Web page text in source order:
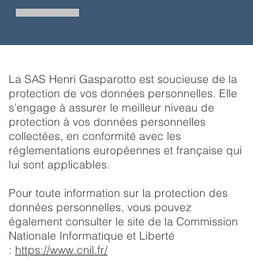
La SAS Henri Gasparotto est soucieuse de la
protection de vos données personnelles. Elle
s’engage à assurer le meilleur niveau de
protection à vos données personnelles
collectées, en conformité avec les
réglementations européennes et française qui
lui sont applicables.
Pour toute information sur la protection des
données personnelles, vous pouvez
également consulter le site de la Commission
Nationale Informatique et Liberté
: https://www.cnil.fr/